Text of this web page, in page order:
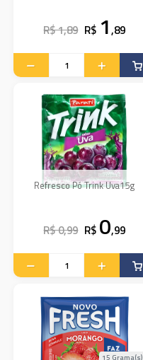
R$ 1,89 R$ 1,89
Refresco Pó Trink Uva15g
R$ 0,99 R$ 0,99
15 Grama(s)